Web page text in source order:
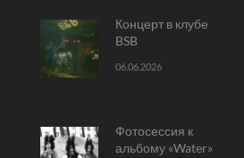
Концерт в клубе
BSB
06.06.2026
Фотосессия к
альбому «Water»